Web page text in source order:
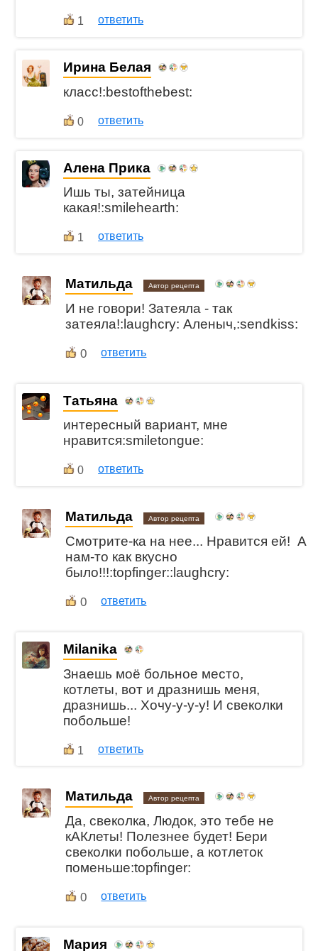
1 ответить
Ирина Белая
класс!:bestofthebest:
0 ответить
Алена Прика
Ишь ты, затейница
какая!:smilehearth:
1 ответить
Матильда Автор рецепта
И не говори! Затеяла - так
затеяла!:laughcry: Аленыч,:sendkiss:
0 ответить
Татьяна
интересный вариант, мне
нравится:smiletongue:
0 ответить
Матильда Автор рецепта
Смотрите-ка на нее... Нравится ей! А
нам-то как вкусно
было!!!:topfinger::laughcry:
0 ответить
Milanika
Знаешь моё больное место,
котлеты, вот и дразнишь меня,
дразнишь... Хочу-у-у-у! И свеколки
побольше!
1 ответить
Матильда Автор рецепта
Да, свеколка, Людок, это тебе не
кАКлеты! Полезнее будет! Бери
свеколки побольше, а котлеток
поменьше:topfinger:
0 ответить
Мария